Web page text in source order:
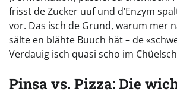
frisst de Zucker uuf und d’Enzym
vor. Das isch de Grund, warum mer
sälte en blähte Buuch hät – de
Verdauig isch quasi scho im
Pinsa vs. Pizza: Die